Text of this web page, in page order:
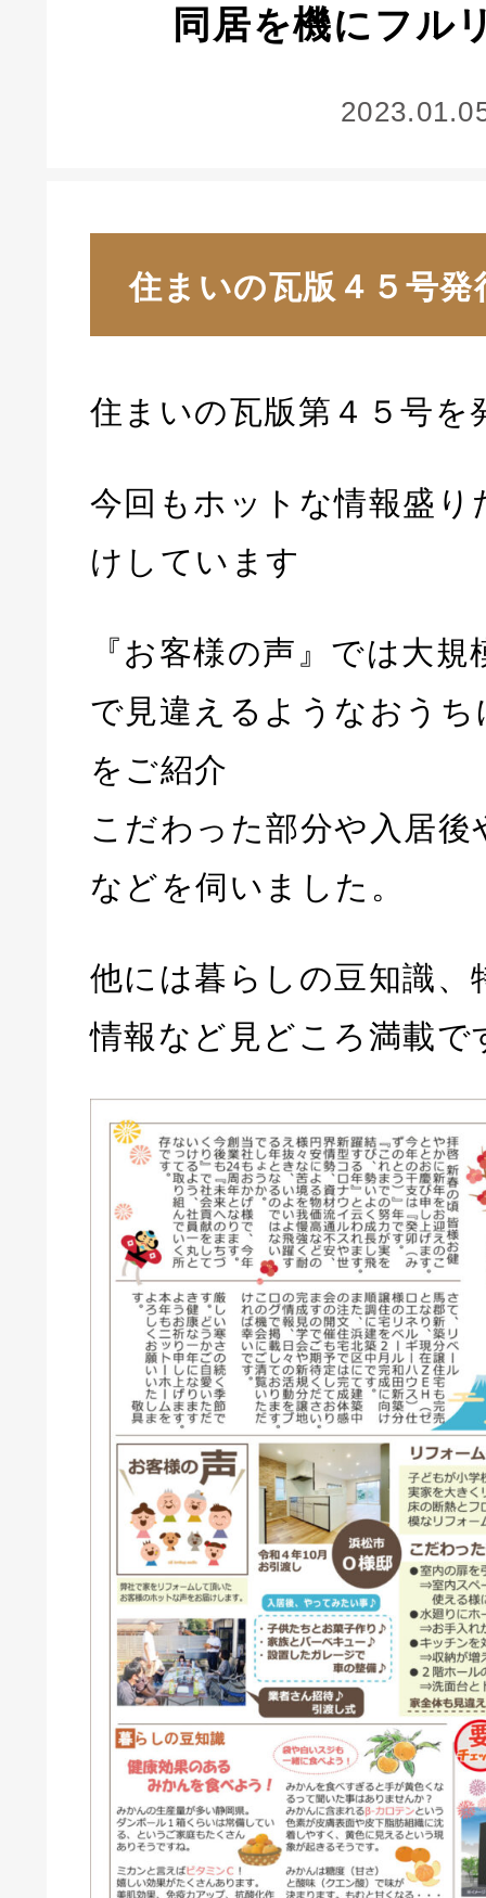
同居を機にフル
住まいの瓦版４５号発
住まいの瓦版第４５号を
今回もホットな情報盛り
けしています
『お客様の声』では大
で見違えるようなおう
をご紹介
こだわった部分や入居
などを伺いました。
他には暮らしの豆知識、
情報など見どころ満載で